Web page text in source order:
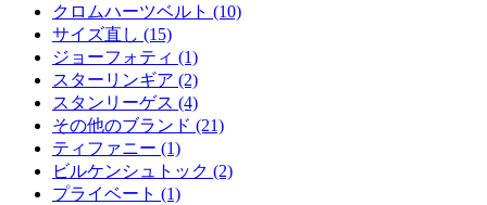
クロムハーツベルト (10)
サイズ直し (15)
ジョーフォティ (1)
スターリンギア (2)
スタンリーゲス (4)
その他のブランド (21)
ティファニー (1)
ビルケンシュトック (2)
プライベート (1)